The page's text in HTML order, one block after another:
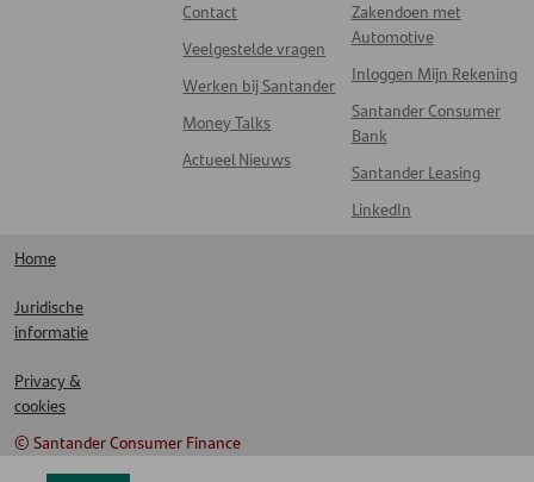
Contact
Veelgestelde vragen
Werken bij Santander
Money Talks
Actueel Nieuws
Zakendoen met
Automotive
Inloggen Mijn Rekening
Santander Consumer
Bank
Santander Leasing
LinkedIn
Home
Juridische
informatie
Privacy &
cookies
© Santander Consumer Finance